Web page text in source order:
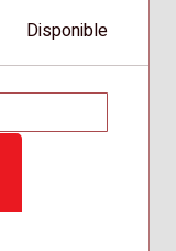
Disponible